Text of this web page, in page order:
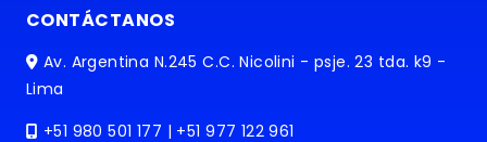
CONTÁCTANOS
Av. Argentina N.245 C.C. Nicolini - psje. 23 tda. k9 -
Lima
+51 980 501 177 | +51 977 122 961